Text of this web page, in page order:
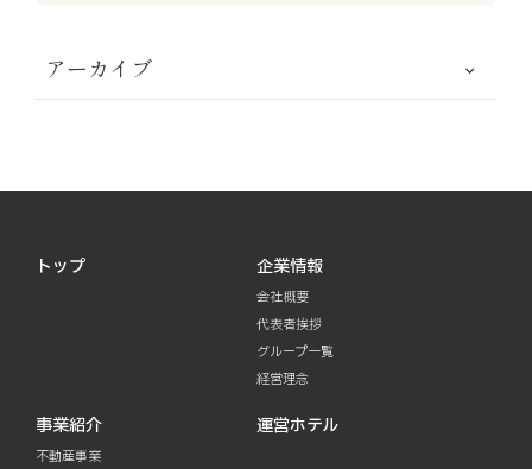
アーカイブ
トップ 企業情報
会社概要
代表者挨拶
グループ一覧
経営理念
事業紹介
不動産事業
運営ホテル